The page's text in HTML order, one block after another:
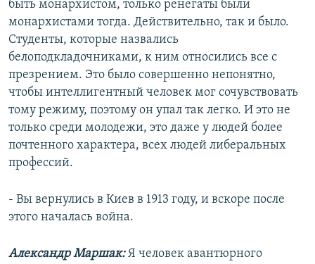
быть монархистом, только ренегаты были
монархистами тогда. Действительно, так и было.
Студенты, которые назвались
белоподкладочниками, к ним относились все с
презрением. Это было совершенно непонятно,
чтобы интеллигентный человек мог сочувствовать
тому режиму, поэтому он упал так легко. И это не
только среди молодежи, это даже у людей более
почтенного характера, всех людей либеральных
профессий.
- Вы вернулись в Киев в 1913 году, и вскоре после
этого началась война.
Александр Маршак:Я человек авантюрного